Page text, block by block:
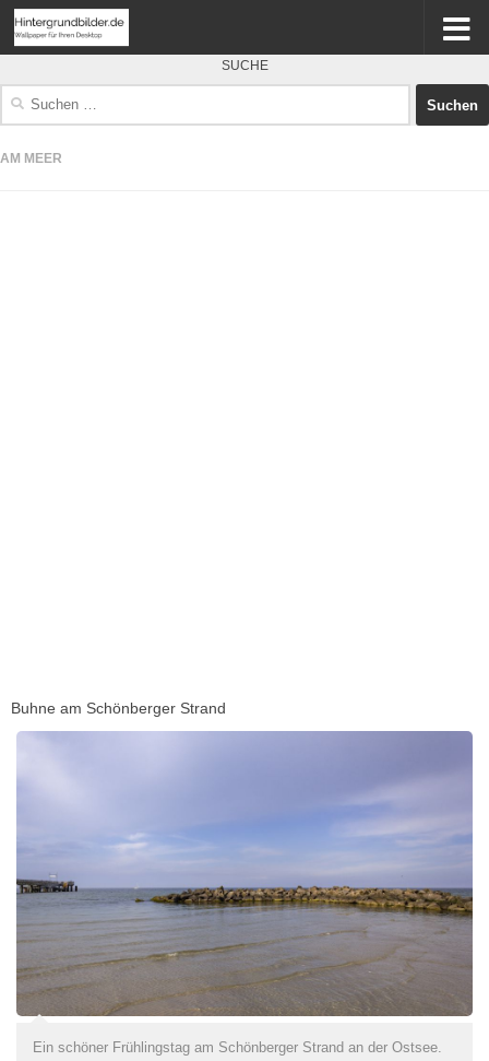
SUCHE
AM MEER
Buhne am Schönberger Strand
Ein schöner Frühlingstag am Schönberger Strand an der Ostsee.